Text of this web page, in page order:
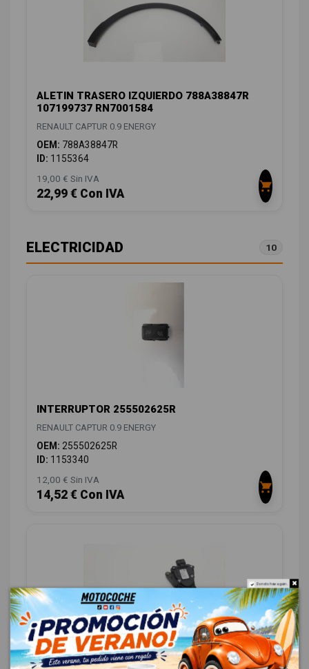
ALETIN TRASERO IZQUIERDO 788A38847R
107199737 RN7001584
RENAULT CAPTUR 0.9 ENERGY
OEM: 788A38847R
ID: 1155364
19,00 € Sin IVA
22,99 € Con IVA
ELECTRICIDAD 10
INTERRUPTOR 255502625R
RENAULT CAPTUR 0.9 ENERGY
OEM: 255502625R
ID: 1153340
12,00 € Sin IVA
14,52 € Con IVA
POTENCIOMETRO PEDAL 180029347R
Do not show again.